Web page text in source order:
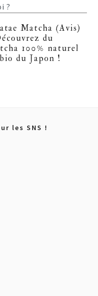
?
Matcha (Avis)
du
100% naturel
du Japon !
les SNS !